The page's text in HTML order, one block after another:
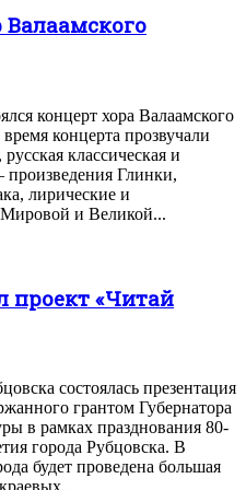
Валаамского
концерт хора Валаамского
концерта прозвучали
классическая и
произведения Глинки,
лирические и
и Великой...
проект «Читай
состоялась презентация
грантом Губернатора
в рамках празднования 80-
города Рубцовска. В
будет проведена большая